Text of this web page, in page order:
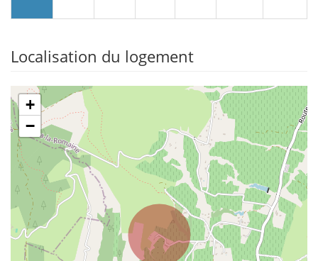
Localisation du logement
+
−